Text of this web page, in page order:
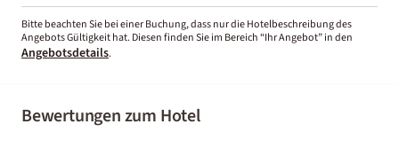
Bitte beachten Sie bei einer Buchung, dass nur die Hotelbeschreibung des
Angebots Gültigkeit hat. Diesen finden Sie im Bereich “Ihr Angebot” in den
Angebotsdetails.
Bewertungen zum Hotel